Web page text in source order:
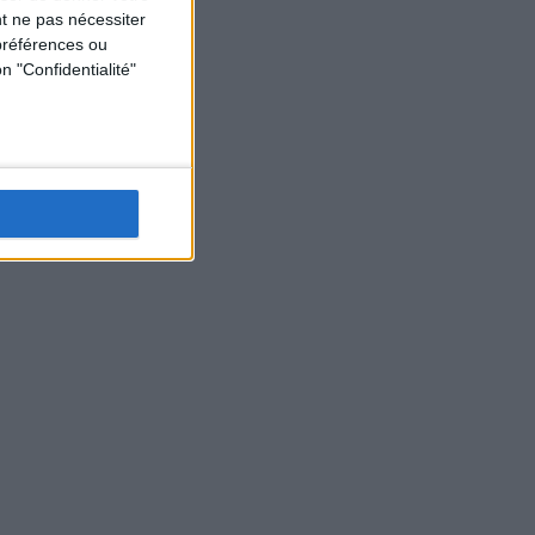
ne pas nécessiter
ou
"Confidentialité"